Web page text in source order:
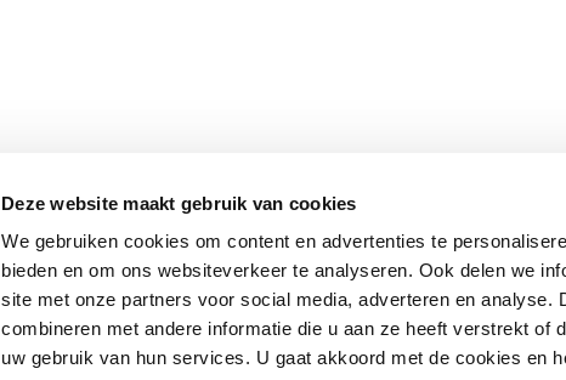
Deze website maakt gebruik van cookies
We gebruiken cookies om content en advertenties te
bieden en om ons websiteverkeer te analyseren. Ook delen we
site met onze partners voor social media, adverteren en analyse.
combineren met andere informatie die u aan ze heeft verstrekt of
uw gebruik van hun services. U gaat akkoord met de cookies en